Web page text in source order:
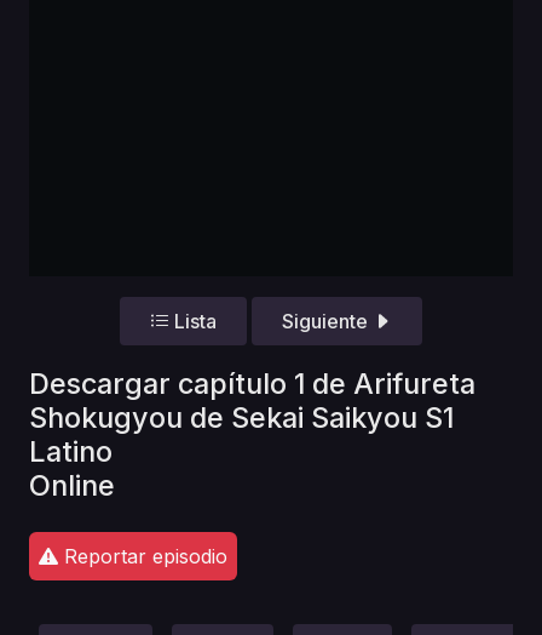
Lista Siguiente
Descargar capítulo 1 de Arifureta
Shokugyou de Sekai Saikyou S1
Latino
Online
Reportar episodio